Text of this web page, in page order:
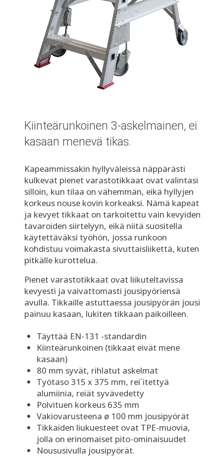
Kiinteärunkoinen 3-askelmainen, ei
kasaan menevä tikas.
Kapeammissakin hyllyväleissä näppärästi
kulkevat pienet varastotikkaat ovat valintasi
silloin, kun tilaa on vähemmän, eikä hyllyjen
korkeus nouse kovin korkeaksi. Nämä kapeat
ja kevyet tikkaat on tarkoitettu vain kevyiden
tavaroiden siirtelyyn, eikä niitä suositella
käytettäväksi työhön, jossa runkoon
kohdistuu voimakasta sivuttaisliikettä, kuten
pitkälle kurottelua.
Pienet varastotikkaat ovat liikuteltavissa
kevyesti ja vaivattomasti jousipyöriensä
avulla. Tikkaille astuttaessa jousipyörän jousi
painuu kasaan, lukiten tikkaan paikoilleen.
Täyttää EN-131 -standardin
Kiinteärunkoinen (tikkaat eivät mene
kasaan)
80 mm syvät, rihlatut askelmat
Työtaso 315 x 375 mm, rei´itettyä
alumiinia, reiät syvävedetty
Polvituen korkeus 635 mm
Vakiovarusteena ø 100 mm jousipyörät
Tikkaiden liukuesteet ovat TPE-muovia,
jolla on erinomaiset pito-ominaisuudet
Noususivulla jousipyörät.